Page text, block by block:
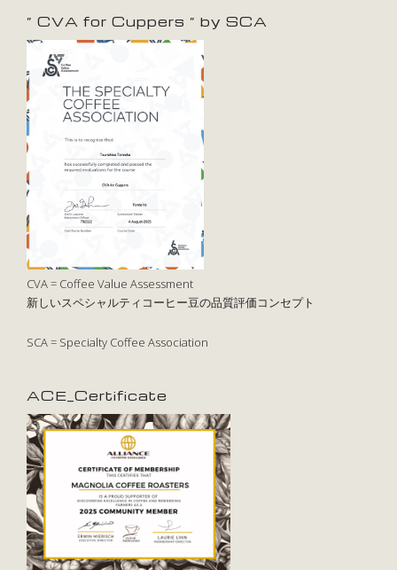
” CVA for Cuppers ” by SCA
CVA = Coffee Value Assessment
新しいスペシャルティコーヒー豆の品質評価コンセプト
SCA = Specialty Coffee Association
ACE_Certificate